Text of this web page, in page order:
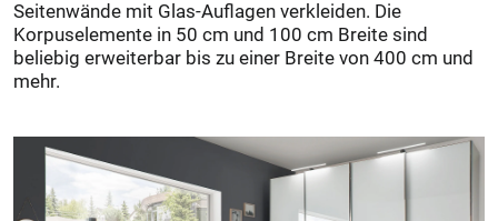
Seitenwände mit Glas-Auflagen verkleiden. Die
Korpuselemente in 50 cm und 100 cm Breite sind
beliebig erweiterbar bis zu einer Breite von 400 cm und
mehr.